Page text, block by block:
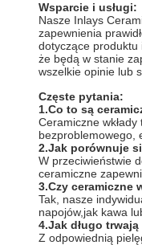
Wsparcie i usługi:
Nasze Inlays
zapewnienia
dotyczące produktu
że będą w stanie
wszelkie opinie lub
Częste pytania:
1.Co to są
Ceramiczne
bezproblemowego,
2.Jak porównuje
W przeciwieństwie
ceramiczne
3.Czy ceramiczne
Tak, nasze
napojów,jak kawa
4.Jak długo
Z odpowiednią